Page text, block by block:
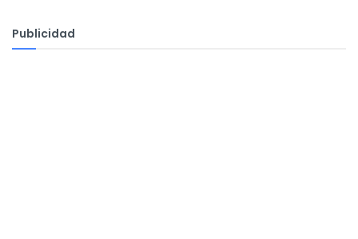
Publicidad